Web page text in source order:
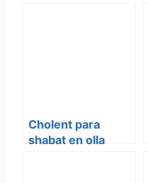
Cholent para
shabat en olla